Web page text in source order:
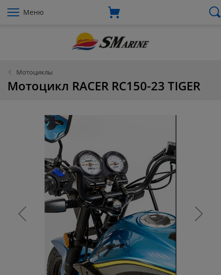
Меню
Мотоциклы
Мотоцикл RACER RC150-23 TIGER